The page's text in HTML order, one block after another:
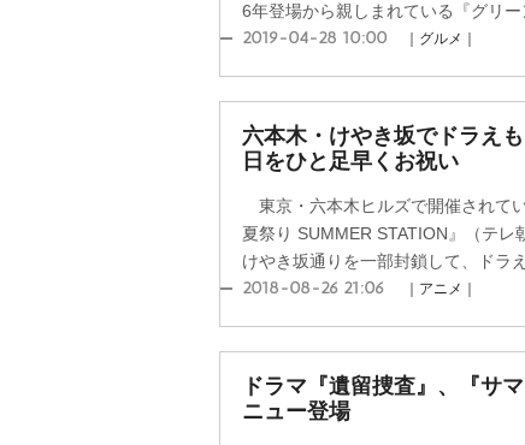
6年登場から親しまれている『グリ
2019-04-28 10:00 ｜グルメ｜
六本木・けやき坂でドラえ
日をひと足早くお祝い
東京・六本木ヒルズで開催されて
夏祭り SUMMER STATION』（テレ
けやき坂通りを一部封鎖して、ドラ
2018-08-26 21:06 ｜アニメ｜
ドラマ『遺留捜査』、『サ
ニュー登場